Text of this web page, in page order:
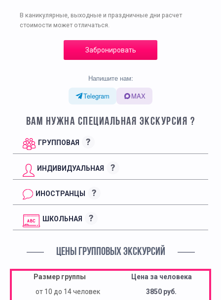
В каникулярные, выходные и праздничные дни расчет
стоимости может отличаться.
Забронировать
Напишите нам:
Telegram
MAX
ВАМ НУЖНА СПЕЦИАЛЬНАЯ ЭКСКУРСИЯ ?
ГРУППОВАЯ ?
ИНДИВИДУАЛЬНАЯ ?
ИНОСТРАНЦЫ ?
ШКОЛЬНАЯ ?
ЦЕНЫ ГРУППОВЫХ ЭКСКУРСИЙ
Размер группы
Цена за человека
от 10 до 14 человек
3850 руб.